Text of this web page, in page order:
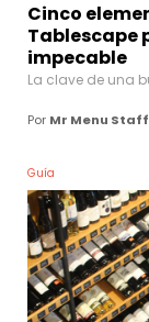
Cinco
Tablescape
impecable
La clave de una
Por Mr Menu Staff
Guía